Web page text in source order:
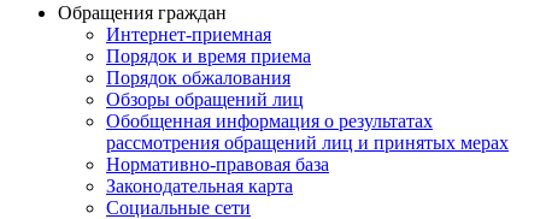
Обращения граждан
Интернет-приемная
Порядок и время приема
Порядок обжалования
Обзоры обращений лиц
Обобщенная информация о результатах
рассмотрения обращений лиц и принятых мерах
Нормативно-правовая база
Законодательная карта
Социальные сети